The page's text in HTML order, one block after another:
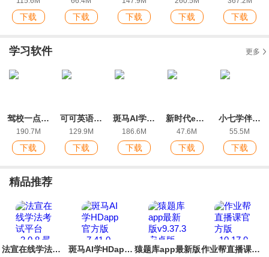
下载 下载 下载 下载 下载
学习软件 更多
驾校一点通app官方版
190.7M
下载
可可英语初中英语点读app安卓版
129.9M
下载
斑马AI学HDapp官方版
186.6M
下载
新时代e支部BTX测试版
47.6M
下载
小七学伴ios版
55.5M
下载
精品推荐
法宣在线学法考试平台 斑马AI学HDapp官方版 猿题库app最新版 作业帮直播课官方版